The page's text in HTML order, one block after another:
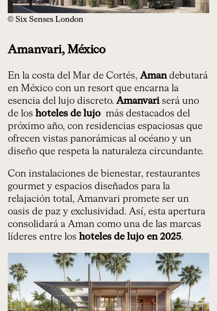
© Six Senses London
Amanvari, México
En la costa del Mar de Cortés, Amandebutará
en México con un resort que encarna la
esencia del lujo discreto. Amanvariserá uno
de los hoteles de lujo más destacados del
próximo año, con residencias espaciosas que
ofrecen vistas panorámicas al océano y un
diseño que respeta la naturaleza circundante.
Con instalaciones de bienestar, restaurantes
gourmet y espacios diseñados para la
relajación total, Amanvari promete ser un
oasis de paz y exclusividad. Así, esta apertura
consolidará a Aman como una de las marcas
líderes entre los hoteles de lujo en 2025.